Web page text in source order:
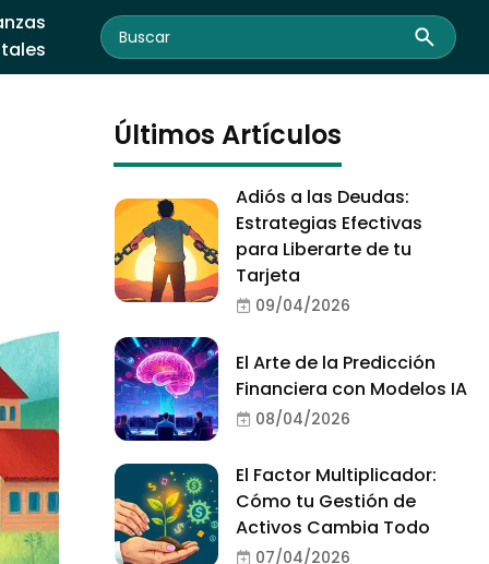
Últimos Artículos
Adiós a las Deudas:
Estrategias Efectivas
para Liberarte de tu
Tarjeta
09/04/2026
El Arte de la Predicción
Financiera con Modelos IA
08/04/2026
El Factor Multiplicador:
Cómo tu Gestión de
Activos Cambia Todo
07/04/2026